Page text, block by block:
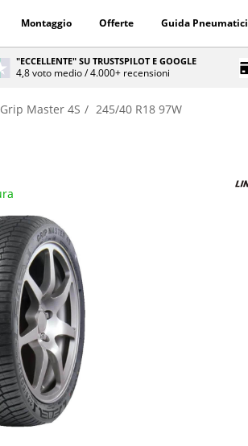
Montaggio Offerte Guida Pneumatici
"ECCELLENTE" SU TRUSTSPILOT E GOOGLE
4,8 voto medio / 4.000+ recensioni
Grip Master 4S
245/40 R18 97W